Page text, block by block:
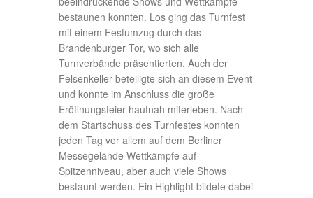
bestaunen konnten. Los ging das Turnfest
mit einem Festumzug durch das
Brandenburger Tor, wo sich alle
Turnverbände präsentierten. Auch der
Felsenkeller beteiligte sich an diesem Event
und konnte im Anschluss die große
Eröffnungsfeier hautnah miterleben. Nach
dem Startschuss des Turnfestes konnten
jeden Tag vor allem auf dem Berliner
Messegelände Wettkämpfe auf
Spitzenniveau, aber auch viele Shows
bestaunt werden. Ein Highlight bildete dabei